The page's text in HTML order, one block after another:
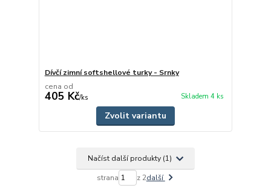
Dívčí zimní softshellové turky - Srnky
cena od
405 Kč/ks Skladem 4 ks
Zvolit variantu
Načíst další produkty (1)
strana z 2další